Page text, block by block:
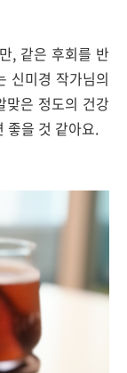
, 같은 후회를 반
신미경 작가님의
맞은 정도의 건강
좋을 것 같아요.